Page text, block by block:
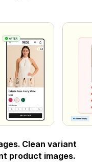
Clean variant
product images.